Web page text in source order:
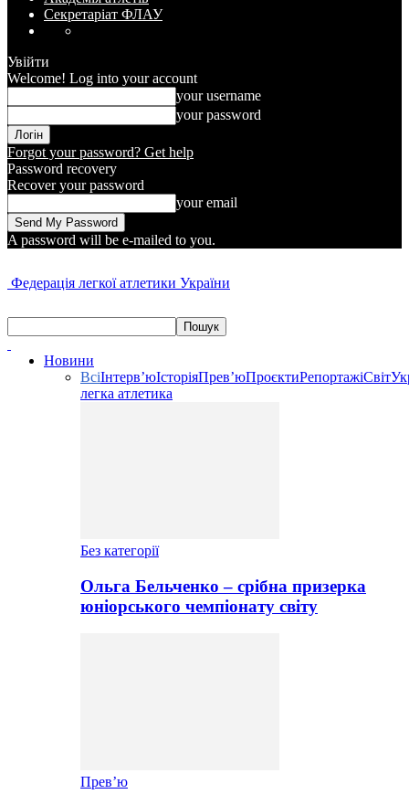
Секретаріат ФЛАУ
Увійти
Welcome! Log into your account
your username
your password
Forgot your password? Get help
Password recovery
Recover your password
your email
A password will be e-mailed to you.
Федерація легкої атлетики України
Новини
ВсіІнтерв’юІсторіяПрев’юПроєктиРепортажіСвіт
легка атлетика
Без категорії
Ольга Бельченко – срібна призерка
юніорського чемпіонату світу
Прев’ю